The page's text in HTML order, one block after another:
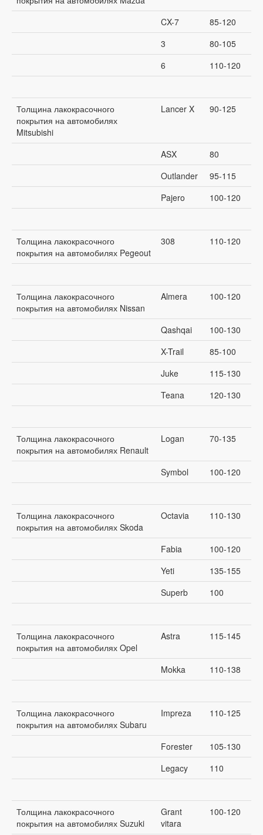
CX-7
85-120
3
80-105
6
110-120
Толщина лакокрасочного
покрытия на автомобилях
Mitsubishi
Lancer X 90-125
ASX
80
Outlander
95-115
Pajero
100-120
Толщина лакокрасочного
покрытия на автомобилях Pegeout
308 110-120
Толщина лакокрасочного
покрытия на автомобилях Nissan
Almera 100-120
Qashqai
100-130
X-Trail
85-100
Juke
115-130
Teana
120-130
Толщина лакокрасочного
покрытия на автомобилях Renault
Logan 70-135
Symbol 100-120
Толщина лакокрасочного
покрытия на автомобилях Skoda
Octavia 110-130
Fabia
100-120
Yeti
135-155
Superb
100
Толщина лакокрасочного
покрытия на автомобилях Opel
Astra 115-145
Mokka 110-138
Толщина лакокрасочного
покрытия на автомобилях Subaru
Impreza 110-125
Forester
105-130
Legacy
110
Толщина лакокрасочного
покрытия на автомобилях Suzuki
Grant
vitara
100-120